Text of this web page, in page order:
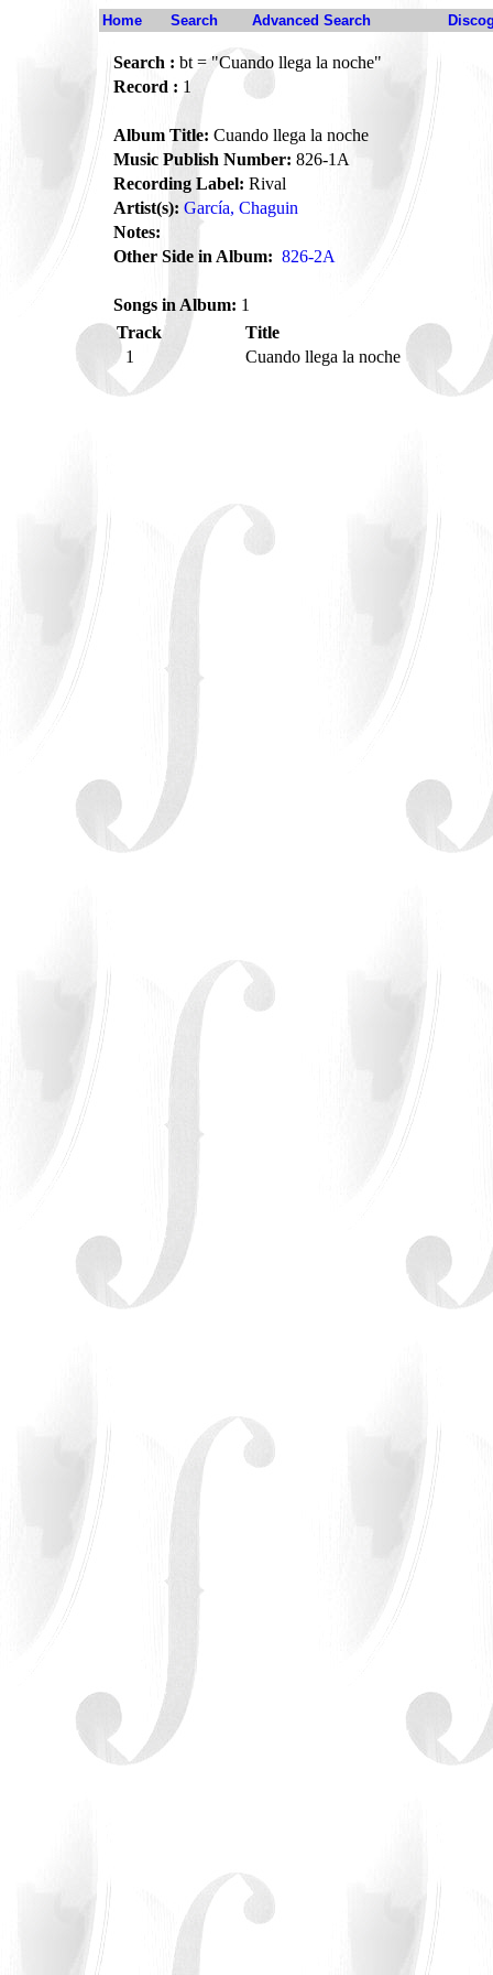
Home Search Advanced Search
Search : bt = "Cuando llega la noche"
Record : 1
Album Title: Cuando llega la noche
Music Publish Number: 826-1A
Recording Label: Rival
Artist(s): García, Chaguin
Notes:
Other Side in Album: 826-2A
Songs in Album: 1
Track
Title
1
Cuando llega la noche